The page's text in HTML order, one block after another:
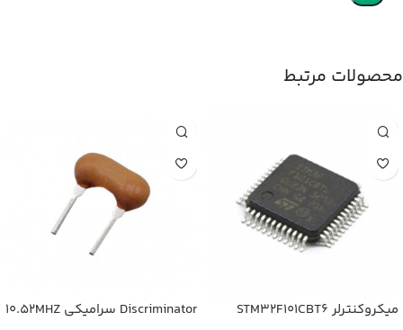
محصولات مرتبط
میکروکنترلر STM32F101CBT6 Discriminator سرامیکی 10.52MHZ